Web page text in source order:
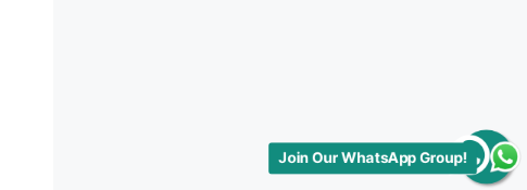
Join Our WhatsApp Group!